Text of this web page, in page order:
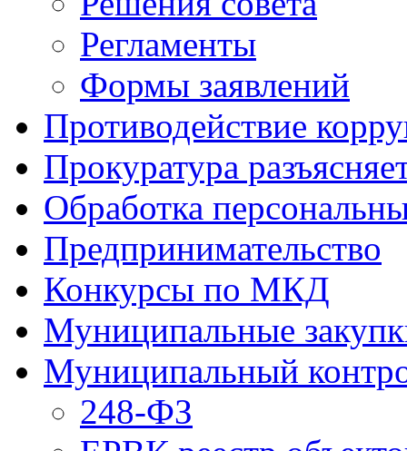
Регламенты
Формы заявлений
Противодействие
Прокуратура
Обработка
Предпринимательство
Конкурсы по МКД
Муниципальные
Муниципальный
248-ФЗ